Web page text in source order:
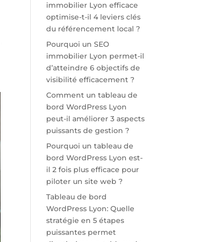
immobilier Lyon efficace
optimise-t-il 4 leviers clés
du référencement local ?
Pourquoi un SEO
immobilier Lyon permet-il
d’atteindre 6 objectifs de
visibilité efficacement ?
Comment un tableau de
bord WordPress Lyon
peut-il améliorer 3 aspects
puissants de gestion ?
Pourquoi un tableau de
bord WordPress Lyon est-
il 2 fois plus efficace pour
piloter un site web ?
Tableau de bord
WordPress Lyon: Quelle
stratégie en 5 étapes
puissantes permet